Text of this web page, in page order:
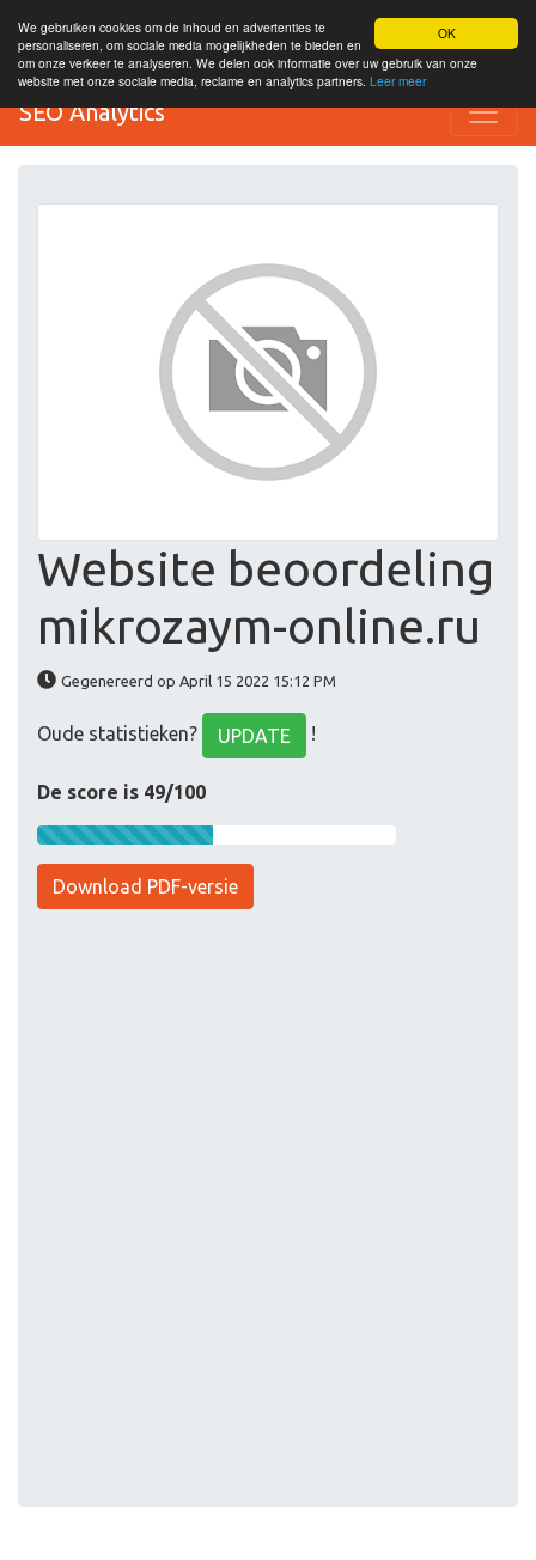
OK
We gebruiken cookies om de inhoud en advertenties te
personaliseren, om sociale media mogelijkheden te bieden en
om onze verkeer te analyseren. We delen ook informatie over uw gebruik van onze
website met onze sociale media, reclame en analytics partners. Leer meer
SEO Analytics
Website beoordeling
mikrozaym-online.ru
Gegenereerd op April 15 2022 15:12 PM
Oude statistieken? UPDATE !
De score is 49/100
Download PDF-versie